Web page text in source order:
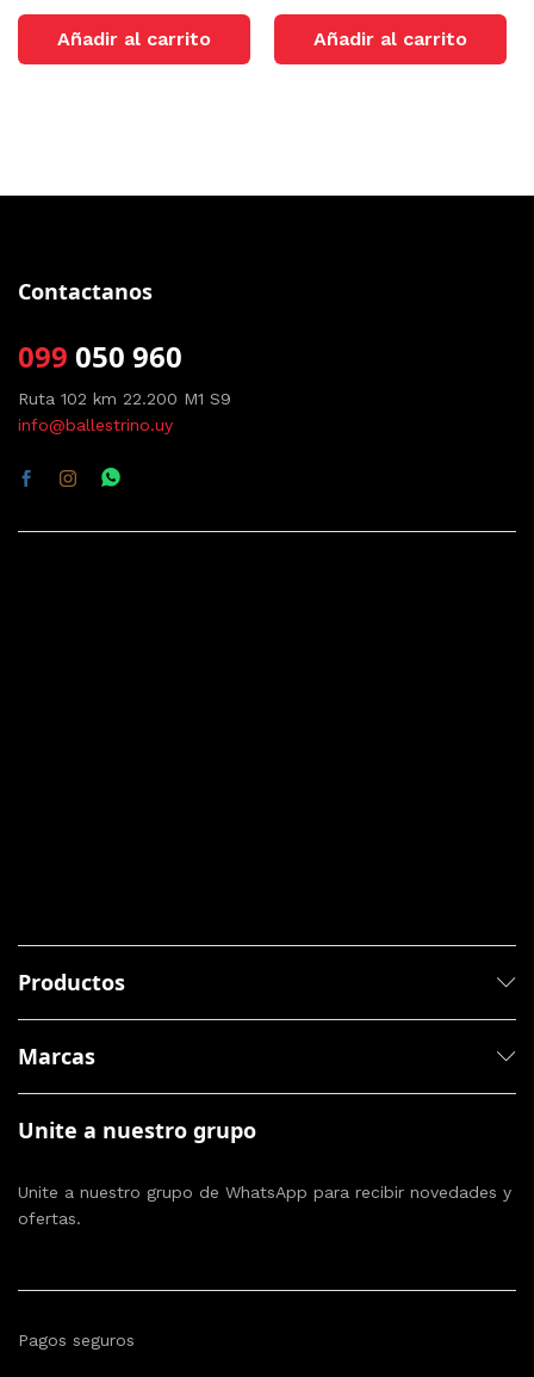
Añadir al carrito Añadir al carrito
Contactanos
099 050 960
Ruta 102 km 22.200 M1 S9
info@ballestrino.uy
Productos
Marcas
Unite a nuestro grupo
Unite a nuestro grupo de WhatsApp para recibir novedades y
ofertas.
Pagos seguros